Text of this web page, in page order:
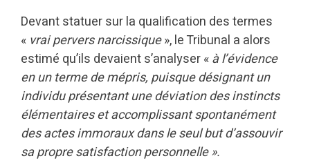
Devant statuer sur la qualification des termes
« vrai pervers narcissique», le Tribunal a alors
estimé qu’ils devaient s’analyser «à l’évidence
en un terme de mépris, puisque désignant un
individu présentant une déviation des instincts
élémentaires et accomplissant spontanément
des actes immoraux dans le seul but d’assouvir
sa propre satisfaction personnelle ».